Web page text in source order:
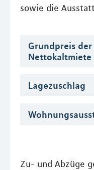
sowie die
Grundpreis
Nettokaltmiete
Lagezuschlag
Zu- und Abzüge